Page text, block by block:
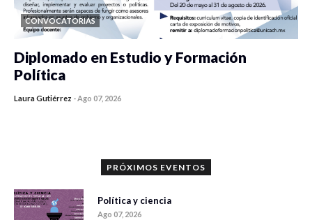
CONVOCATORIAS
Diplomado en Estudio y Formación
Política
Laura Gutiérrez -Ago 07, 2026
PRÓXIMOS EVENTOS
Política y ciencia
Ago 07, 2026